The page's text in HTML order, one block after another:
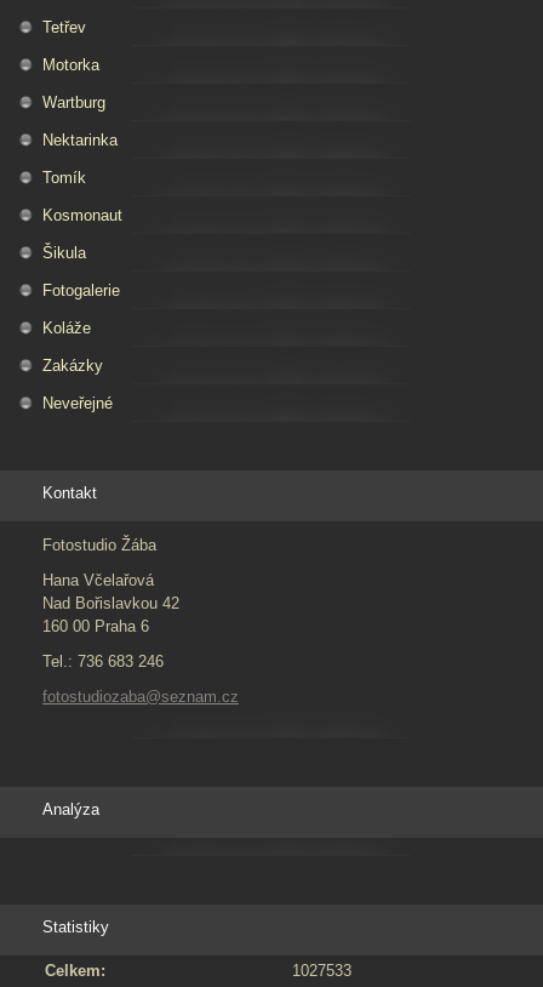
Tetřev
Motorka
Wartburg
Nektarinka
Tomík
Kosmonaut
Šikula
Fotogalerie
Koláže
Zakázky
Neveřejné
Kontakt
Fotostudio Žába
Hana Včelařová
Nad Bořislavkou 42
160 00 Praha 6
Tel.: 736 683 246
fotostudiozaba@seznam.cz
Analýza
Statistiky
Celkem: 1027533